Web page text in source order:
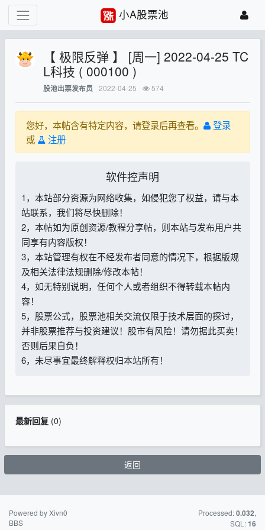
小A股票池
【 极限反弹 】 [周一] 2022-04-25 TC
L科技 ( 000100 )
股池出票发布员 2022-04-25 574
您好，本帖含有特定内容，请登录后再查看。
登录
或
注册
软件控声明
1，本站部分资源为网络收集，如侵犯您了权益，请与本
站联系，我们将尽快删除！
2，本帖如为原创资源/教程分享帖，则本站与发布用户共
同享有内容版权！
3，本站管理有权在不经发布者同意的情况下，根据版规
及相关法律法规删除/修改本帖！
4，如无特别说明，任何个人或者组织不得转载本帖内
容！
5，股票公式，股票池相关交流仅限于技术层面的探讨，
并非股票推荐与投资建议！股市有风险！请勿据此买卖！
否则后果自负！
6，未尽事宜最终解释权归本站所有！
最新回复(0)
返回
Powered by Xivn0
BBS
Processed:0.032,
SQL:16